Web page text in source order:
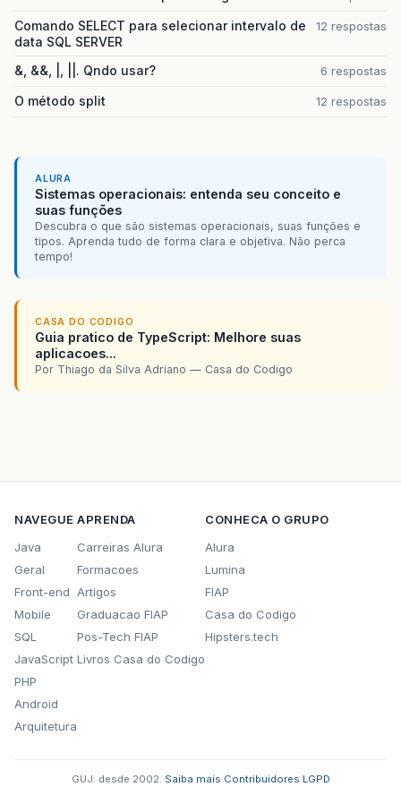
Comando SELECT para selecionar intervalo de
data SQL SERVER
12 respostas
&, &&, |, ||. Qndo usar? 6 respostas
O método split 12 respostas
ALURA
Sistemas operacionais: entenda seu conceito e
suas funções
Descubra o que são sistemas operacionais, suas funções e
tipos. Aprenda tudo de forma clara e objetiva. Não perca
tempo!
CASA DO CODIGO
Guia pratico de TypeScript: Melhore suas
aplicacoes...
Por Thiago da Silva Adriano — Casa do Codigo
NAVEGUE
Java
Geral
Front-end
Mobile
SQL
JavaScript
PHP
Android
Arquitetura
APRENDA
Carreiras Alura
Formacoes
Artigos
Graduacao FIAP
Pos-Tech FIAP
Livros Casa do Codigo
CONHECA O GRUPO
Alura
Lumina
FIAP
Casa do Codigo
Hipsters.tech
GUJ: desde 2002. Saiba mais Contribuidores LGPD